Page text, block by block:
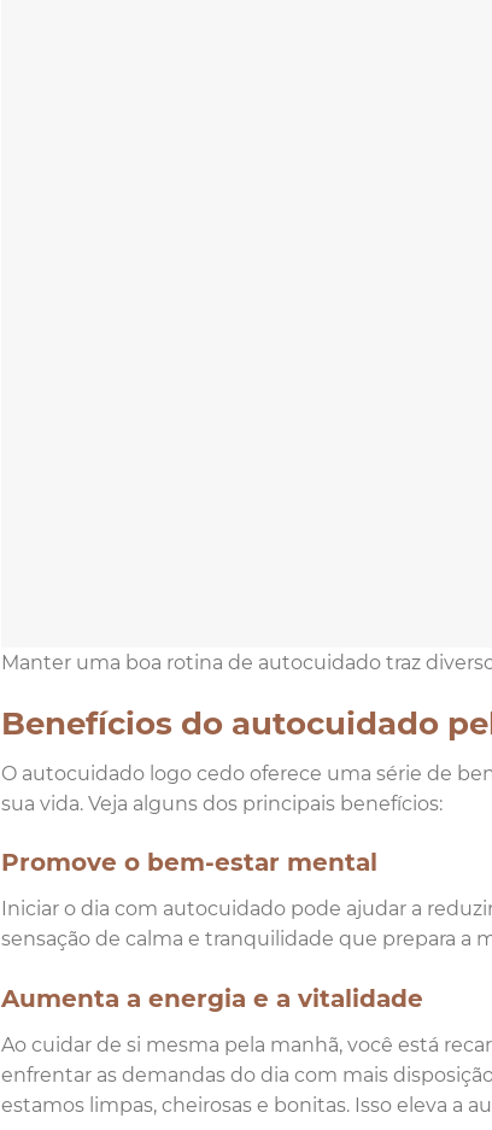
Manter uma boa rotina de autocuidado traz
Benefícios do autocuidado
O autocuidado logo cedo oferece uma série de
sua vida. Veja alguns dos principais benefícios:
Promove o bem-estar mental
Iniciar o dia com autocuidado pode ajudar a
sensação de calma e tranquilidade que prepara a
Aumenta a energia e a vitalidade
Ao cuidar de si mesma pela manhã, você está
enfrentar as demandas do dia com mais
estamos limpas, cheirosas e bonitas. Isso eleva a